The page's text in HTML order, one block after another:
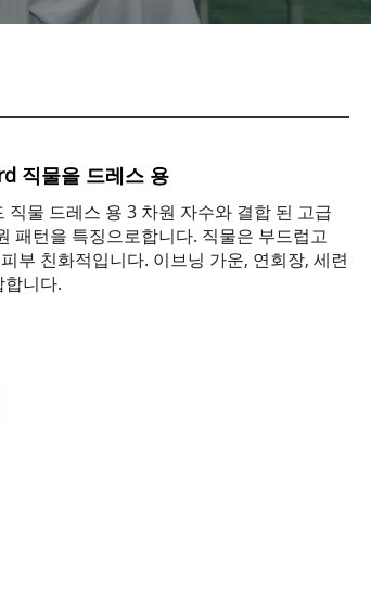
직물을 드레스 용
물 드레스 용 3 차원 자수와 결합 된 고급
패턴을 특징으로합니다. 직물은 부드럽고
부 친화적입니다. 이브닝 가운, 연회장, 세련
니다.